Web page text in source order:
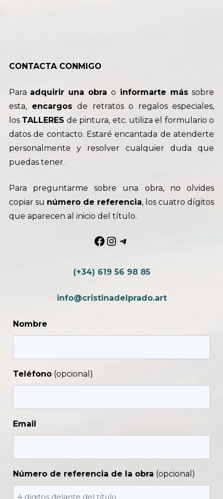
CONTACTA CONMIGO
Para adquirir una obra o informarte mássobre
esta,encargos de retratos o regalos especiales,
los TALLERES de pintura, etc. utiliza el formulario o
datos de contacto. Estaré encantada de atenderte
personalmente y resolver cualquier duda que
puedas tener.
Para preguntarme sobre una obra, no olvides
copiar su número de referencia, los cuatro dígitos
que aparecen al inicio del título.
Facebook Instagram Telegram
(+34) 619 56 98 85
info@cristinadelprado.art
Nombre
Teléfono
Email
Número de referencia de la obra